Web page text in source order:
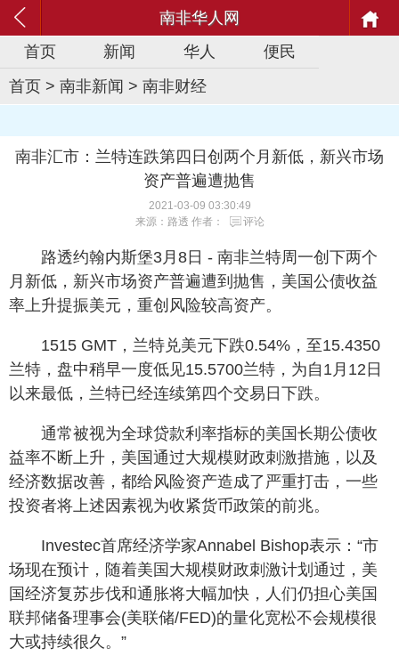
南非华人网
首页
新闻 华人
便民
首页 > 南非新闻 > 南非财经
南非汇市：兰特连跌第四日创两个月新低，新兴市场
资产普遍遭抛售
2021-03-09 03:30:49
来源：路透 作者：
评论
路透约翰内斯堡3月8日 - 南非兰特周一创下两个
月新低，新兴市场资产普遍遭到抛售，美国公债收益
率上升提振美元，重创风险较高资产。
1515 GMT，兰特兑美元下跌0.54%，至15.4350
兰特，盘中稍早一度低见15.5700兰特，为自1月12日
以来最低，兰特已经连续第四个交易日下跌。
通常被视为全球贷款利率指标的美国长期公债收
益率不断上升，美国通过大规模财政刺激措施，以及
经济数据改善，都给风险资产造成了严重打击，一些
投资者将上述因素视为收紧货币政策的前兆。
Investec首席经济学家Annabel Bishop表示：“市
场现在预计，随着美国大规模财政刺激计划通过，美
国经济复苏步伐和通胀将大幅加快，人们仍担心美国
联邦储备理事会(美联储/FED)的量化宽松不会规模很
大或持续很久。”